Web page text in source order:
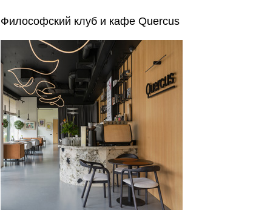
Философский клуб и кафе Quercus